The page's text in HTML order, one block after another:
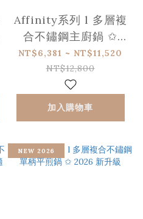
Affinity系列 l 多層複
合不鏽鋼主廚鍋 ✩
2026 新上市
NT$6,381 ~ NT$11,520
NT$12,800
加入購物車
NEW 2026